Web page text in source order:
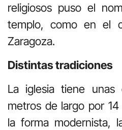
religiosos puso el
templo, como en el
Zaragoza.
Distintas tradiciones
La iglesia tiene unas
metros de largo por
la forma modernista,